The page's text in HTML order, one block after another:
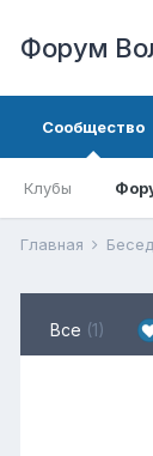
Форум
Сообщество
Клубы
Главная
Все (1)